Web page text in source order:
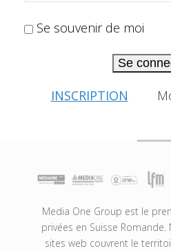
Se souvenir de moi
Se
INSCRIPTION
Media One Group est le
privées en Suisse Romande.
sites web couvrent le